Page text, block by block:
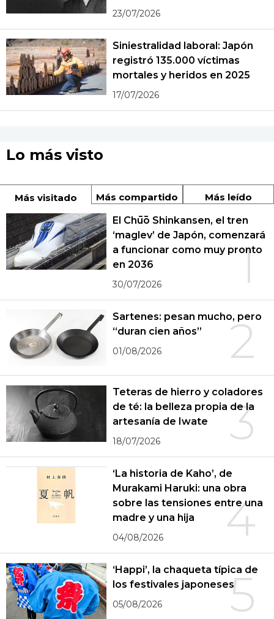
23/07/2026
Siniestralidad laboral: Japón
registró 135.000 víctimas
mortales y heridos en 2025
17/07/2026
Lo más visto
Más visitado Más compartido Más leído
1
El Chūō Shinkansen, el tren
‘maglev’ de Japón, comenzará
a funcionar como muy pronto
en 2036
30/07/2026
2
Sartenes: pesan mucho, pero
“duran cien años”
01/08/2026
3
Teteras de hierro y coladores
de té: la belleza propia de la
artesanía de Iwate
18/07/2026
4
‘La historia de Kaho’, de
Murakami Haruki: una obra
sobre las tensiones entre una
madre y una hija
04/08/2026
5
‘Happi’, la chaqueta típica de
los festivales japoneses
05/08/2026